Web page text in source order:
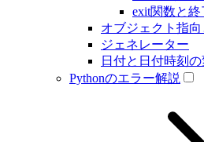
exit関数と
オブジェクト指向
ジェネレーター
日付と日付時刻の
Pythonのエラー解説